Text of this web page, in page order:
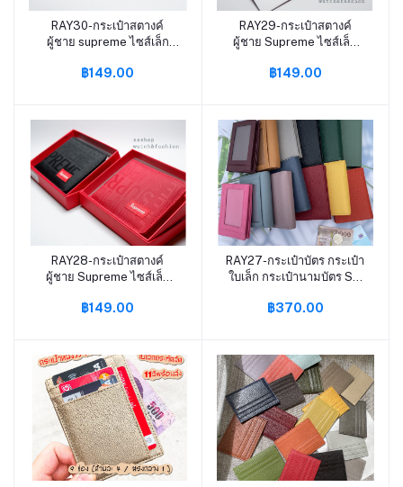
หยิบใส่ตะกร้า
RAY30-กระเป๋าสตางค์
ผู้ชาย supreme ไซส์เล็ก
฿149.00
หยิบใส่ตะกร้า
RAY29-กระเป๋าสตางค์
ผู้ชาย Supreme ไซส์เล็ก
฿149.00
หยิบใส่ตะกร้า
RAY28-กระเป๋าสตางค์
ผู้ชาย Supreme ไซส์เล็ก
฿149.00
หยิบใส่ตะกร้า
RAY27-กระเป๋าบัตร กระเป๋า
ใบเล็ก กระเป๋านามบัตร S1-
฿370.00